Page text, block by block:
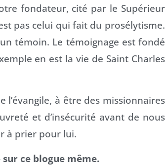
fondateur, cité par le Supérieur
pas celui qui fait du prosélytisme.
témoin. Le témoignage est fondé
en est la vie de Saint Charles
à être des missionnaires
et d’insécurité avant de nous
à prier pour lui.
ce blogue même.